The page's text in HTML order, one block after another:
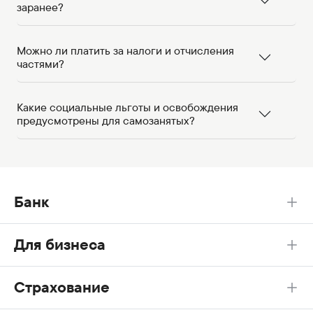
заранее?
Можно ли платить за налоги и отчисления
частями?
Какие социальные льготы и освобождения
предусмотрены для самозанятых?
Банк
Для бизнеса
Страхование